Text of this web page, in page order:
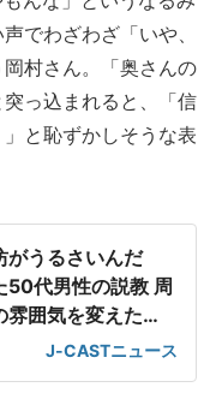
でわざわざ「いや、
村さん。「奥さんの
っ込まれると、「信
と恥ずかしそうな表
がうるさいんだ
50代男性の説教 周
雰囲気を変えた
J-CASTニュース